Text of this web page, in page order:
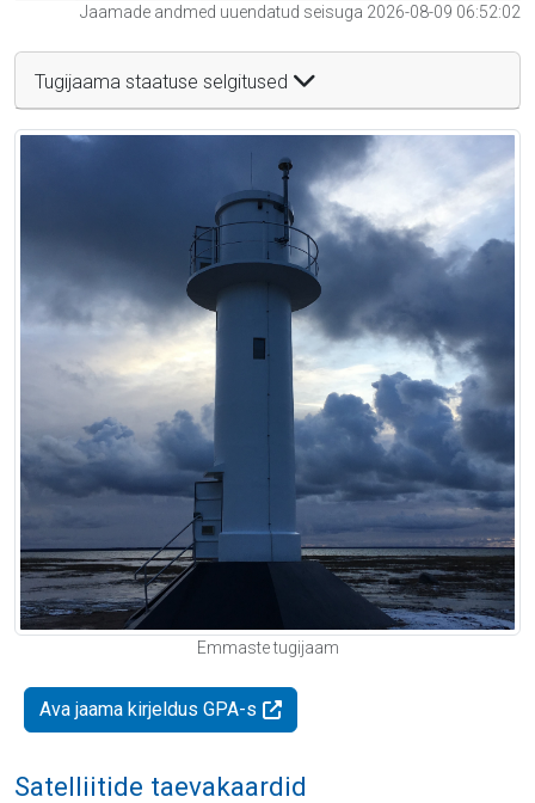
Jaamade andmed uuendatud seisuga 2026-08-09 06:52:02
Tugijaama staatuse selgitused
Emmaste tugijaam
Ava jaama kirjeldus GPA-s
Satelliitide taevakaardid